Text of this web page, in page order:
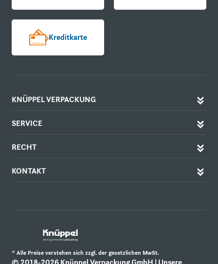
Kreditkarte
KNÜPPEL VERPACKUNG
SERVICE
RECHT
KONTAKT
* Alle Preise verstehen sich zzgl. der gesetzlichen MwSt.